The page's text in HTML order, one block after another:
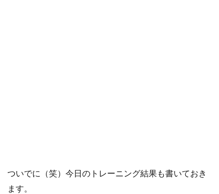
ついでに（笑）今日のトレーニング結果も書いておき
ます。